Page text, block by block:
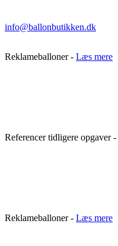
info@ballonbutikken.dk
Reklameballoner - Læs mere
Referencer tidligere opgaver -
Reklameballoner - Læs mere